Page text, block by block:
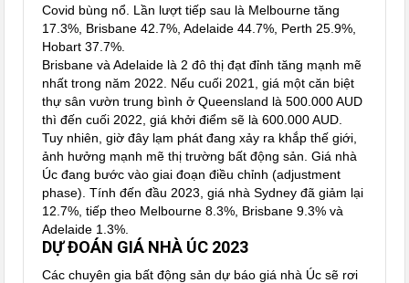
Covid bùng nổ. Lần lượt tiếp sau là Melbourne tăng
17.3%, Brisbane 42.7%, Adelaide 44.7%, Perth 25.9%,
Hobart 37.7%.
Brisbane và Adelaide là 2 đô thị đạt đỉnh tăng mạnh mẽ
nhất trong năm 2022. Nếu cuối 2021, giá một căn biệt
thự sân vườn trung bình ở Queensland là 500.000 AUD
thì đến cuối 2022, giá khởi điểm sẽ là 600.000 AUD.
Tuy nhiên, giờ đây lạm phát đang xảy ra khắp thế giới,
ảnh hưởng mạnh mẽ thị trường bất động sản. Giá nhà
Úc đang bước vào giai đoạn điều chỉnh (adjustment
phase). Tính đến đầu 2023, giá nhà Sydney đã giảm lại
12.7%, tiếp theo Melbourne 8.3%, Brisbane 9.3% và
Adelaide 1.3%.
DỰ ĐOÁN GIÁ NHÀ ÚC 2023
Các chuyên gia bất động sản dự báo giá nhà Úc sẽ rơi